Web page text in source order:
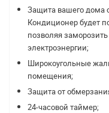
Защита вашего дома
Кондиционер будет
позволяя
электроэнергии;
Широкоугольные
помещения;
Защита oт
24-часовой таймер;